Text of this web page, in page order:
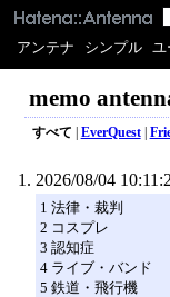
アンテナ シンプル
memo
すべて | EverQuest|
2026/08/04
1 法律・裁判
2 コスプレ
3 認知症
4 ライブ・バンド
5 鉄道・飛行機